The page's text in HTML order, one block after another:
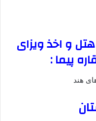
هتل و اخذ ویزای
پیما :